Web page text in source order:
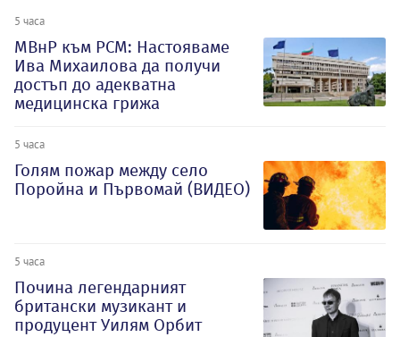
5 часа
МВнР към РСМ: Настояваме
Ива Михаилова да получи
достъп до адекватна
медицинска грижа
5 часа
Голям пожар между село
Поройна и Първомай (ВИДЕО)
5 часа
Почина легендарният
британски музикант и
продуцент Уилям Орбит